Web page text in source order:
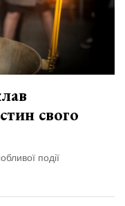
свого
події